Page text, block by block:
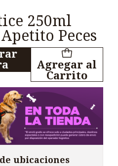
250ml
Peces
Agregar al
Carrito
ubicaciones